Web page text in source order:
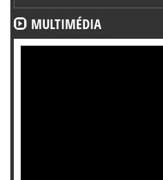
MULTIMÉDIA